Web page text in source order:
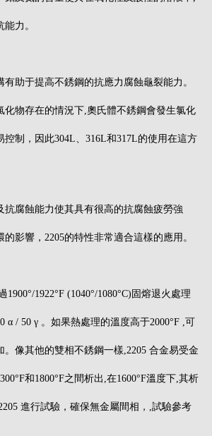
力。
助于提高不銹鋼的抗應力腐蝕龜裂能力。
化物存在的情況下,奧氏體不銹鋼會發生氯化
控制，因此304L、316L和317L的使用在這方
抗腐蝕能力使其具有很高的抗腐蝕疲勞強
影響，2205的特性非常適合這樣的應用。
1900°/1922°F (1040°/1080°C)固熔退火處理
α / 50 γ 。如果熱處理的溫度高于2000°F ,可
。像其他的雙相不銹鋼一樣,2205 合金易受金
和1800°F之間析出,在1600°F溫度下,其析
進行試驗，確保無金屬間相，,試驗參考